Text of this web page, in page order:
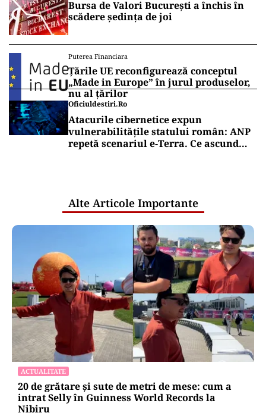
Bursa de Valori București a închis în
scădere ședința de joi
Puterea Financiara
Țările UE reconfigurează conceptul
„Made in Europe” în jurul produselor,
nu al țărilor
Oficiuldestiri.ro
Atacurile cibernetice expun
vulnerabilitățile statului român: ANP
repetă scenariul e‑Terra. Ce ascund
Alte Articole Importante
ACTUALITATE
20 de grătare și sute de metri de mese: cum a
intrat Selly în Guinness World Records la
Nibiru